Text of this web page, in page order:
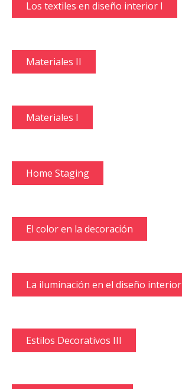
Los textiles en diseño interior I
Materiales II
Materiales I
Home Staging
El color en la decoración
La iluminación en el diseño interior
Estilos Decorativos III